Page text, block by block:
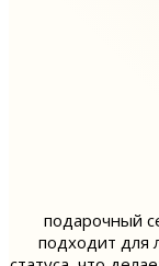
подарочный
подходит для